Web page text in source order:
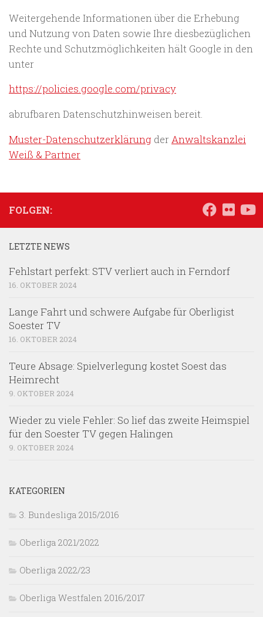
Weitergehende Informationen über die Erhebung
und Nutzung von Daten sowie Ihre diesbezüglichen
Rechte und Schutzmöglichkeiten hält Google in den
unter
https://policies.google.com/privacy
abrufbaren Datenschutzhinweisen bereit.
Muster-Datenschutzerklärung derAnwaltskanzlei
Weiß & Partner
FOLGEN:
LETZTE NEWS
Fehlstart perfekt: STV verliert auch in Ferndorf
16. OKTOBER 2024
Lange Fahrt und schwere Aufgabe für Oberligist
Soester TV
16. OKTOBER 2024
Teure Absage: Spielverlegung kostet Soest das
Heimrecht
9. OKTOBER 2024
Wieder zu viele Fehler: So lief das zweite Heimspiel
für den Soester TV gegen Halingen
9. OKTOBER 2024
KATEGORIEN
3. Bundesliga 2015/2016
Oberliga 2021/2022
Oberliga 2022/23
Oberliga Westfalen 2016/2017